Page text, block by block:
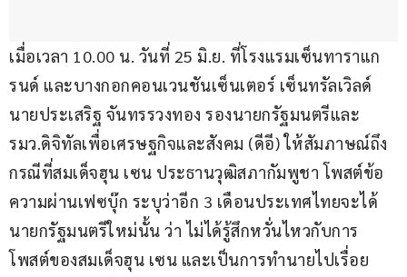
เมื่อเวลา 10.00 น. วันที่ 25 มิ.ย. ที่โรงแรมเซ็นทาราแก
รนด์ และบางกอกคอนเวนชันเซ็นเตอร์ เซ็นทรัลเวิลด์
นายประเสริฐ จันทรรวงทอง รองนายกรัฐมนตรีและ
รมว.ดิจิทัลเพื่อเศรษฐกิจและสังคม (ดีอี) ให้สัมภาษณ์ถึง
กรณีที่สมเด็จฮุน เซน ประธานวุฒิสภากัมพูชา โพสต์ข้อ
ความผ่านเฟซบุ๊ก ระบุว่าอีก 3 เดือนประเทศไทยจะได้
นายกรัฐมนตรีใหม่นั้น ว่า ไม่ได้รู้สึกหวั่นไหวกับการ
โพสต์ของสมเด็จฮุน เซน และเป็นการทำนายไปเรื่อย